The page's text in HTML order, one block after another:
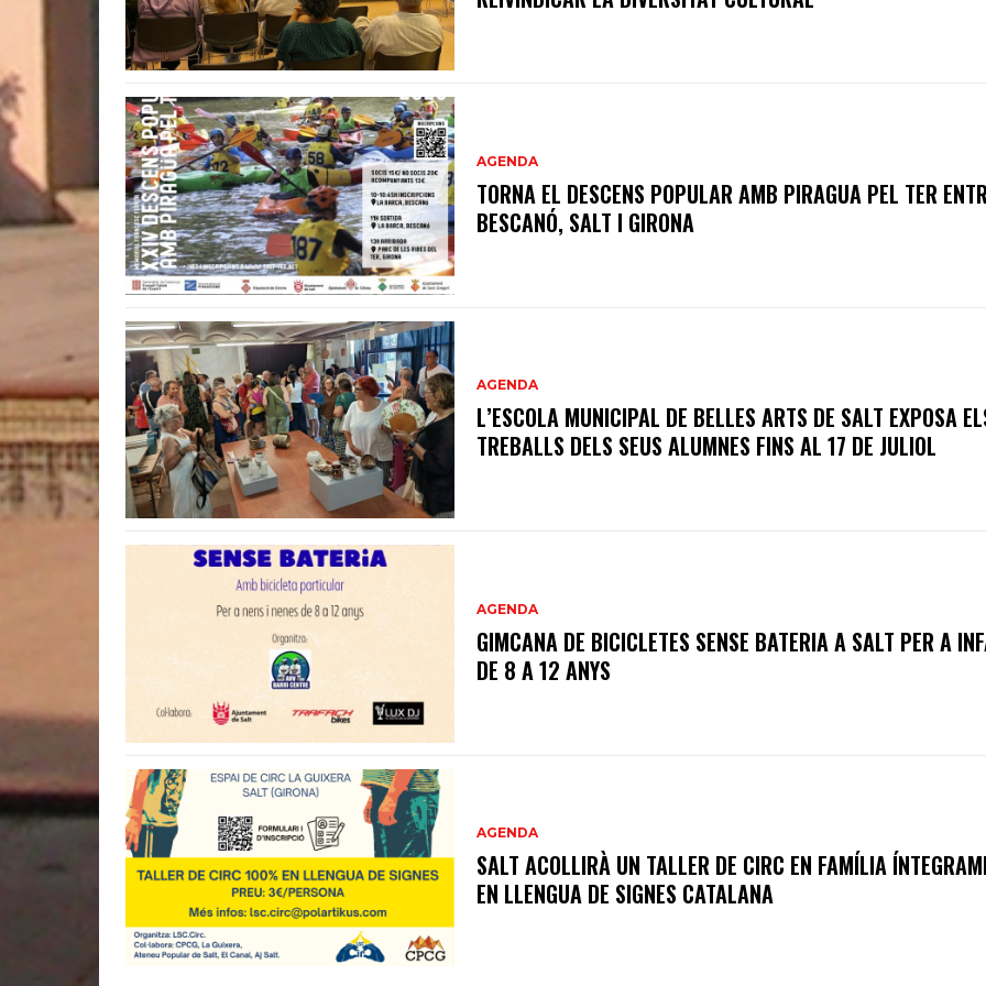
AGENDA
TORNA EL DESCENS POPULAR AMB PIRAGUA PEL TER
BESCANÓ, SALT I GIRONA
AGENDA
L’ESCOLA MUNICIPAL DE BELLES ARTS DE SALT EXPOSA
TREBALLS DELS SEUS ALUMNES FINS AL 17 DE JULIOL
AGENDA
GIMCANA DE BICICLETES SENSE BATERIA A SALT PER A
DE 8 A 12 ANYS
AGENDA
SALT ACOLLIRÀ UN TALLER DE CIRC EN FAMÍLIA
EN LLENGUA DE SIGNES CATALANA